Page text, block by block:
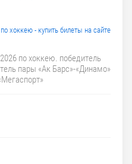
хоккею - купить билеты на сайте
по хоккею. победитель
пары «Ак Барс»-«Динамо»